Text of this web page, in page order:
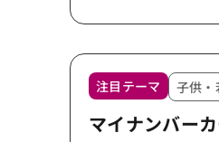
注目テーマ 子供・
マイナンバー